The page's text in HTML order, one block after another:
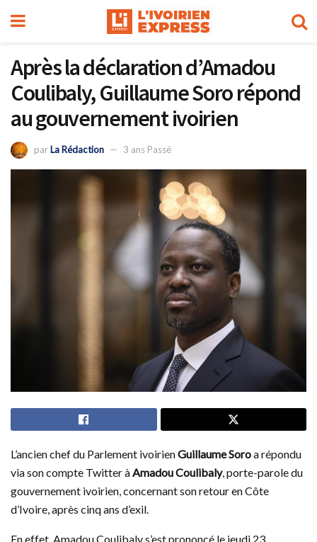
Après la déclaration d’Amadou
Coulibaly, Guillaume Soro répond
au gouvernement ivoirien
parLa Rédaction 3 ans Passé
L’ancien chef du Parlement ivoirienGuillaume Soroa répondu
via son compte Twitter àAmadou Coulibaly, porte-parole du
gouvernement ivoirien, concernant son retour en Côte
d’Ivoire, après cinq ans d’exil.
En effet, Amadou Coulibaly s’est prononcé le jeudi 23